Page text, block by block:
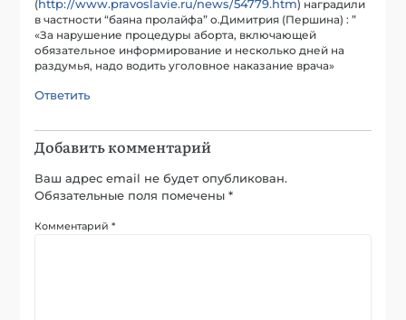
(http://www.pravoslavie.ru/news/54779.htm) наградили
в частности “баяна пролайфа” о.Димитрия (Першина) : ”
«За нарушение процедуры аборта, включающей
обязательное информирование и несколько дней на
раздумья, надо водить уголовное наказание врача»
Ответить
Добавить комментарий
Ваш адрес email не будет опубликован.
Обязательные поля помечены*
Комментарий*